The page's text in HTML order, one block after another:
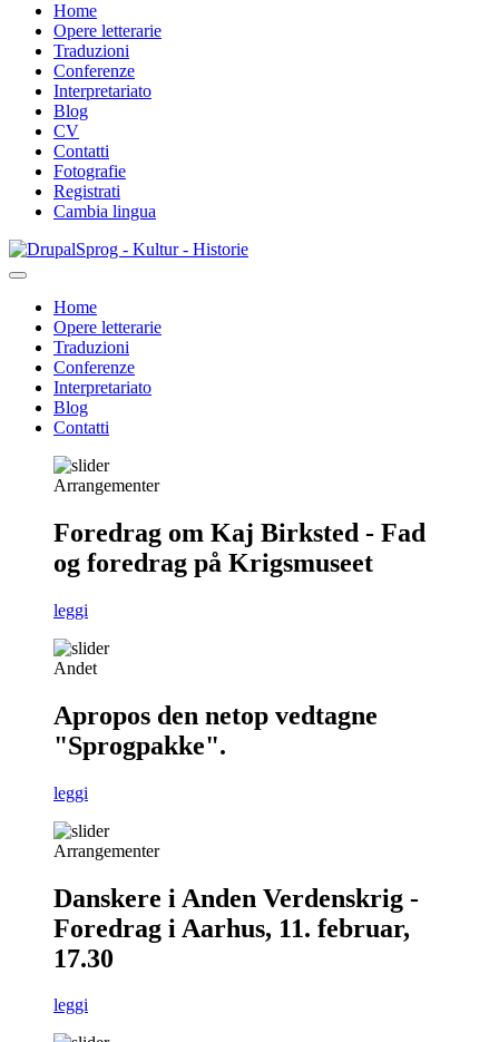
Home
Opere letterarie
Traduzioni
Conferenze
Interpretariato
Blog
CV
Contatti
Fotografie
Registrati
Cambia lingua
Salta
al
principale
Sprog - Kultur - Historie
Primær
navigation
Home
Opere letterarie
Traduzioni
Conferenze
Interpretariato
Blog
Contatti
Arrangementer
Foredrag om Kaj Birksted - Fad
og foredrag på Krigsmuseet
leggi
Andet
Apropos den netop vedtagne
"Sprogpakke".
leggi
Arrangementer
Danskere i Anden Verdenskrig -
Foredrag i Aarhus, 11. februar,
17.30
leggi